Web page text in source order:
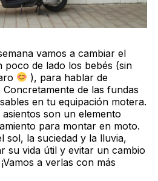
vamos a cambiar el
poco de lado los bebés (sin
), para hablar de
de las fundas
en tu equipación motera.
son un elemento
para montar en moto.
sol, la suciedad y la lluvia,
su vida útil y evitar un cambio
a verlas con más